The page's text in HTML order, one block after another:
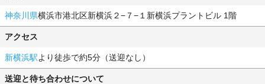
神奈川県横浜市港北区新横浜２−７−１新横浜プラントビル 1階
アクセス
新横浜駅より徒歩で約5分（送迎なし）
送迎と待ち合わせについて